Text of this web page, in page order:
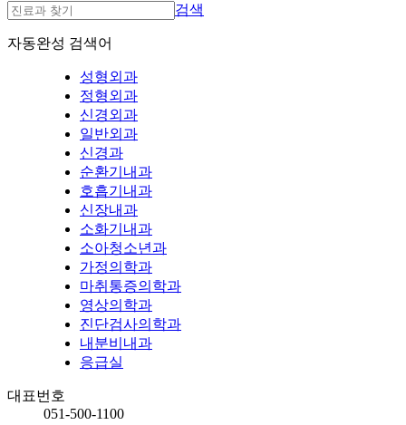
검색
자동완성 검색어
성형외과
정형외과
신경외과
일반외과
신경과
순환기내과
호흡기내과
신장내과
소화기내과
소아청소년과
가정의학과
마취통증의학과
영상의학과
진단검사의학과
내분비내과
응급실
대표번호
051-500-1100